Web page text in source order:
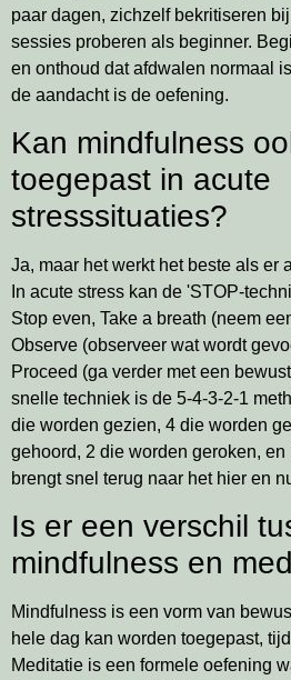
paar dagen, zichzelf bekritiseren
sessies proberen als beginner.
en onthoud dat afdwalen normaal
de aandacht is de oefening.
Kan mindfulness
toegepast in acute
stresssituaties?
Ja, maar het werkt het beste als er
In acute stress kan de 'STOP-
Stop even, Take a breath (neem
Observe (observeer wat wordt
Proceed (ga verder met een
snelle techniek is de 5-4-3-2-1
die worden gezien, 4 die worden
gehoord, 2 die worden geroken,
brengt snel terug naar het hier en
Is er een verschil
mindfulness en
Mindfulness is een vorm van
hele dag kan worden toegepast,
Meditatie is een formele oefening